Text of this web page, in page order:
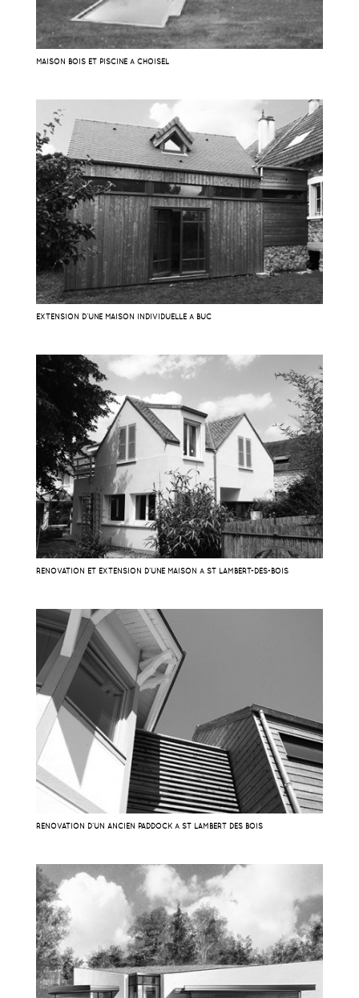
MAISON BOIS ET PISCINE À CHOISEL
EXTENSION D’UNE MAISON INDIVIDUELLE À BUC
RÉNOVATION ET EXTENSION D’UNE MAISON À ST LAMBERT-DES-BOIS
RÉNOVATION D’UN ANCIEN PADDOCK À ST LAMBERT DES BOIS